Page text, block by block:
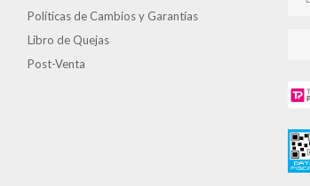
Políticas de Cambios y Garantías
Libro de Quejas
Post-Venta